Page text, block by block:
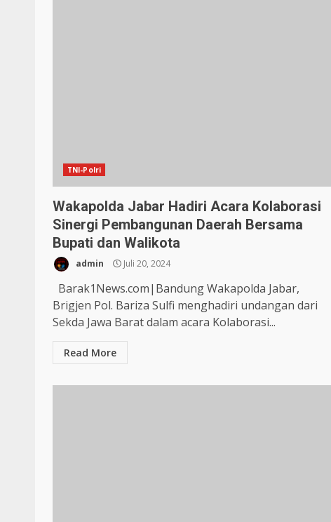
TNI-Polri
Wakapolda Jabar Hadiri Acara Kolaborasi
Sinergi Pembangunan Daerah Bersama
Bupati dan Walikota
admin Juli 20, 2024
Barak1News.com|Bandung Wakapolda Jabar,
Brigjen Pol. Bariza Sulfi menghadiri undangan dari
Sekda Jawa Barat dalam acara Kolaborasi...
Read More